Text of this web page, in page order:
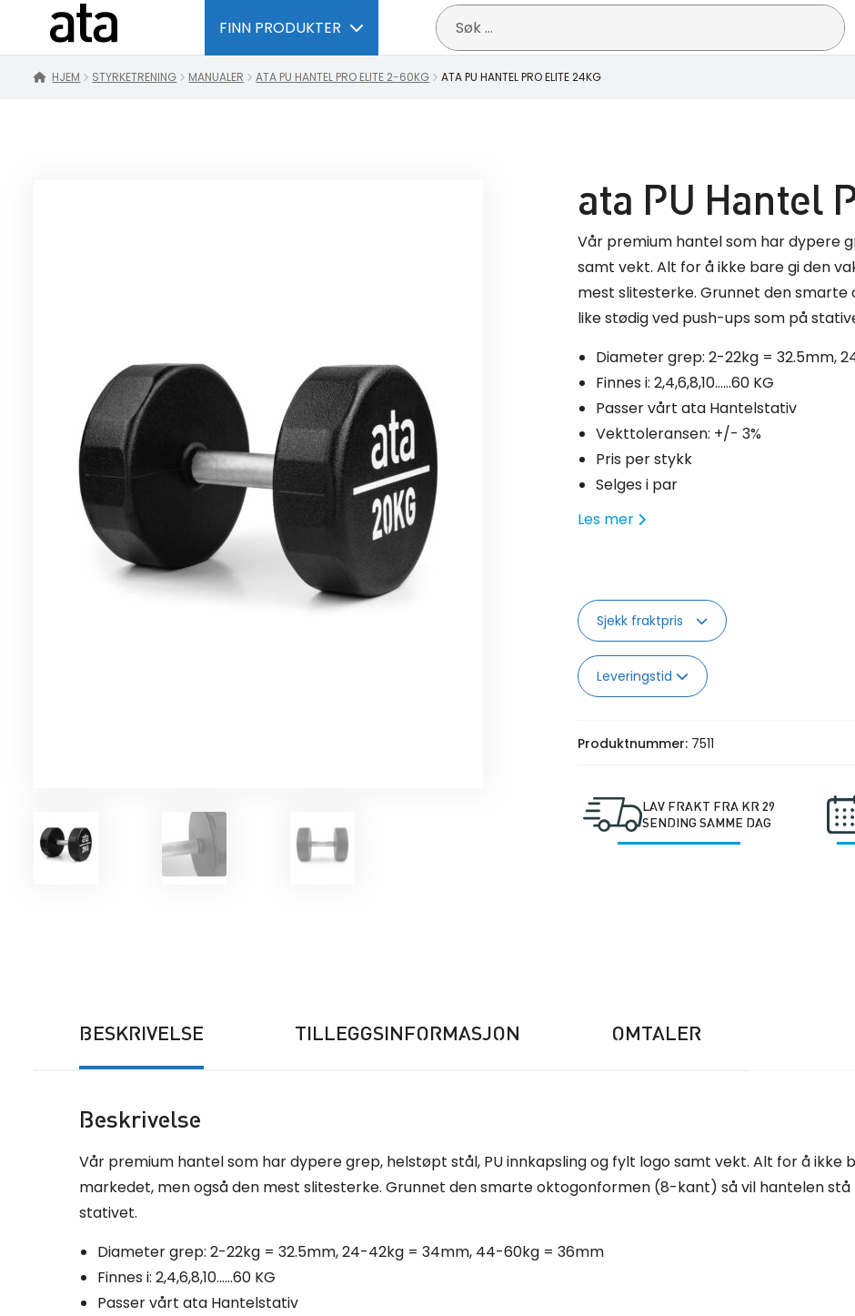
FINN PRODUKTER
Søk
etter:
HJEM STYRKETRENING MANUALER ATA PU HANTEL PRO ELITE 2-60KG ATA PU HANTEL PRO ELITE 24KG
ata PU Hantel
Vår premium hantel som har dypere
samt vekt. Alt for å ikke bare gi den
mest slitesterke. Grunnet den
like stødig ved push-ups som på
Diameter grep: 2-22kg = 32.5mm,
Finnes i: 2,4,6,8,10……60 KG
Passer vårt ata Hantelstativ
Vekttoleransen: +/- 3%
Pris per stykk
Selges i par
Les mer
Sjekk fraktpris
Leveringstid
Produktnummer: 7511
LAV FRAKT FRA KR 29
SENDING SAMME DAG
BESKRIVELSE TILLEGGSINFORMASJON OMTALER
Beskrivelse
Vår premium hantel som har dypere grep, helstøpt stål, PU innkapsling og fylt logo samt vekt. Alt for å ikke
markedet, men også den mest slitesterke. Grunnet den smarte oktogonformen (8-kant) så vil hantelen stå
stativet.
Diameter grep: 2-22kg = 32.5mm, 24-42kg = 34mm, 44-60kg = 36mm
Finnes i: 2,4,6,8,10……60 KG
Passer vårt ata Hantelstativ